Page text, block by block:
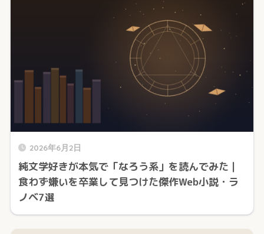
2026年6月2日
純文学好きが本気で「なろう系」を読んでみた｜
食わず嫌いを卒業して見つけた傑作Web小説・ラ
ノベ7選